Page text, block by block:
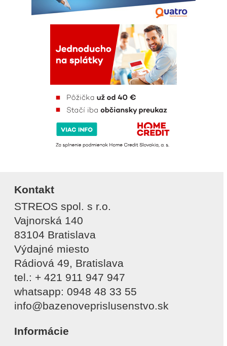
Kontakt
STREOS spol. s r.o.
Vajnorská 140
83104 Bratislava
Výdajné miesto
Rádiová 49, Bratislava
tel.: + 421 911 947 947
whatsapp: 0948 48 33 55
info@bazenoveprislusenstvo.sk
Informácie